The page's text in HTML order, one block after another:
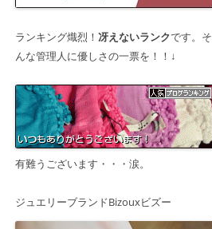
ランキング熾烈！ 冴えないランクです。そ
んな管理人に優しさの一票を！！↓
有難うございます・・・涙。
ジュエリーブランドBizouxビズー